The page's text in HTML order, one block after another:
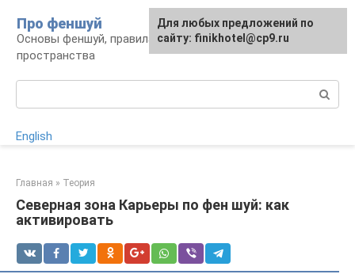
контенту
Про феншуй
Основы феншуй, правила организации
пространства
English
Главная » Теория
Северная зона Карьеры по фен шуй: как
активировать
Для любых предложений по
сайту: finikhotel@cp9.ru